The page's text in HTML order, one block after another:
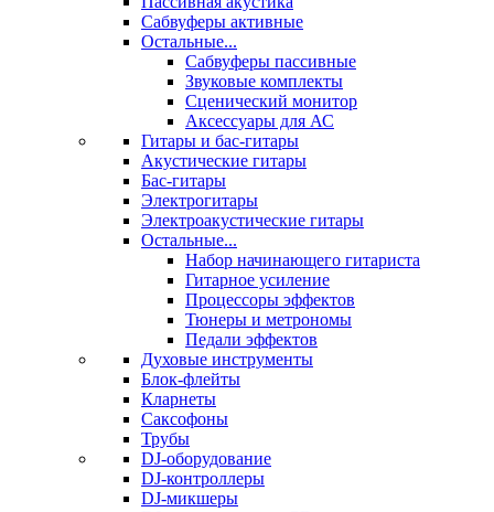
Сабвуферы активные
Остальные...
Сабвуферы пассивные
Звуковые комплекты
Сценический монитор
Аксессуары для АС
Гитары и бас-гитары
Акустические гитары
Бас-гитары
Электрогитары
Электроакустические гитары
Остальные...
Набор начинающего гитариста
Гитарное усиление
Процессоры эффектов
Тюнеры и метрономы
Педали эффектов
Духовые инструменты
Блок-флейты
Кларнеты
Саксофоны
Трубы
DJ-оборудование
DJ-контроллеры
DJ-микшеры